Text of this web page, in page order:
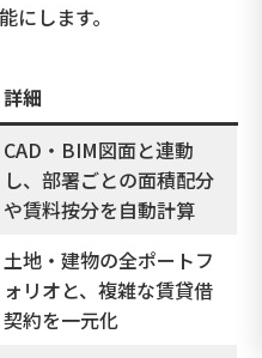
にします。
詳細
CAD・BIM図面と連動
し、部署ごとの面積配分
や賃料按分を自動計算
土地・建物の全ポートフ
ォリオと、複雑な賃貸借
契約を一元化